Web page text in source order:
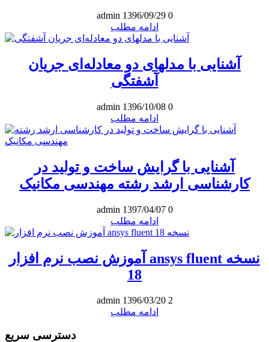
admin 1396/09/29 0
ادامه مطلب
آشنایی با مدلهای دو معادله‌ای جریان
آشفتگی
admin 1396/10/08 0
ادامه مطلب
آشنایی با گرایش ساخت و تولید در
کارشناسی ارشد رشته مهندسی مکانیک
admin 1397/04/07 0
ادامه مطلب
آموزش نصب نرم افزار ansys fluent نسخه
18
admin 1396/03/20 2
ادامه مطلب
دسترسی سریع